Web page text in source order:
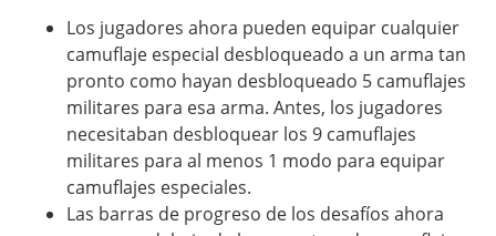
Los jugadores ahora pueden equipar cualquier
camuflaje especial desbloqueado a un arma tan
pronto como hayan desbloqueado 5 camuflajes
militares para esa arma. Antes, los jugadores
necesitaban desbloquear los 9 camuflajes
militares para al menos 1 modo para equipar
camuflajes especiales.
Las barras de progreso de los desafíos ahora